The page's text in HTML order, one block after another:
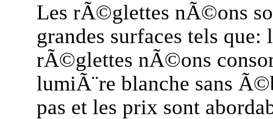
Les rÃ©glettes nÃ©ons
grandes surfaces tels que:
rÃ©glettes nÃ©ons
lumiÃ¨re blanche sans
pas et les prix sont